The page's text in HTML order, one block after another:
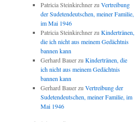
Patricia Steinkirchnerzu Vertreibung
der Sudetendeutschen, meiner Familie,
im Mai 1946
Patricia Steinkirchnerzu Kindertränen,
die ich nicht aus meinem Gedächtnis
bannen kann
Gerhard Bauerzu Kindertränen, die
ich nicht aus meinem Gedächtnis
bannen kann
Gerhard Bauerzu Vertreibung der
Sudetendeutschen, meiner Familie, im
Mai 1946